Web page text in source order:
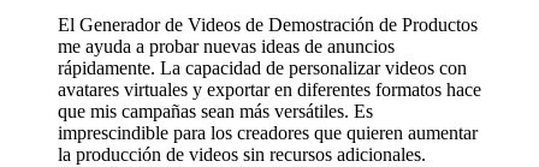
El Generador de Videos de Demostración de Productos
me ayuda a probar nuevas ideas de anuncios
rápidamente. La capacidad de personalizar videos con
avatares virtuales y exportar en diferentes formatos hace
que mis campañas sean más versátiles. Es
imprescindible para los creadores que quieren aumentar
la producción de videos sin recursos adicionales.